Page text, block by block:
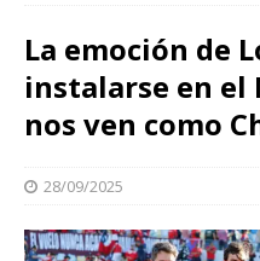
La emoción de
instalarse en el
nos ven como
28/09/2025